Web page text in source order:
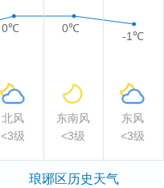
0℃ 0℃
-1℃
北风 东南风
东风
<3级 <3级 <3级
琅琊区历史天气